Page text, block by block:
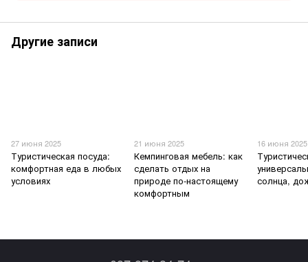
Другие записи
27 июня 2025
Туристическая посуда:
комфортная еда в любых
условиях
21 июня 2025
Кемпинговая мебель: как
сделать отдых на
природе по-настоящему
комфортным
16 июня 2025
солнца,